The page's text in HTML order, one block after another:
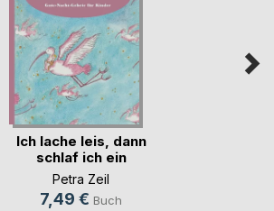
Ich lache leis, dann
schlaf ich ein
Petra Zeil
7,49 € Buch